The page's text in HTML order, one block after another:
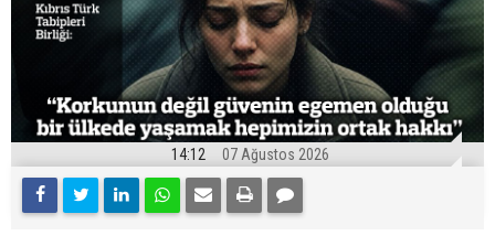
14:12 07 Ağustos 2026